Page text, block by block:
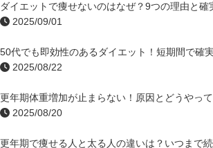
ダイエットで痩せないのはなぜ？9つの理由と
2025/09/01
50代でも即効性のあるダイエット！短期間で確
2025/08/22
更年期体重増加が止まらない！原因とどうやっ
2025/08/20
更年期で痩せる人と太る人の違いは？いつまで